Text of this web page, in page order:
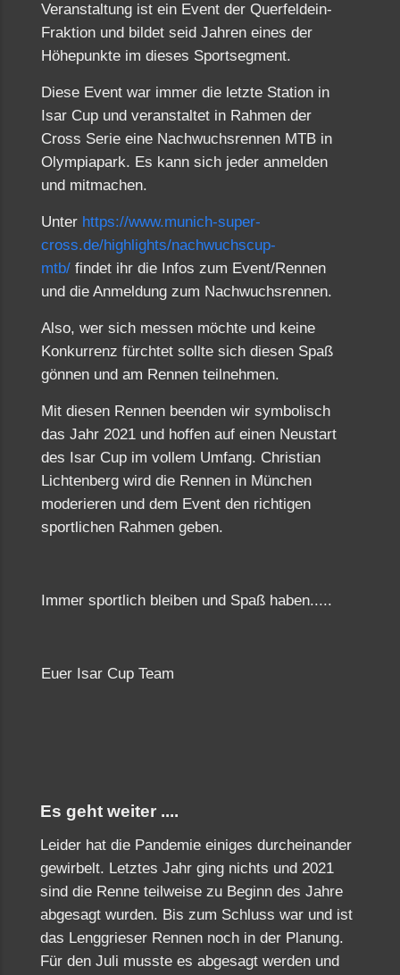
Veranstaltung ist ein Event der Querfeldein-
Fraktion und bildet seid Jahren eines der
Höhepunkte im dieses Sportsegment.
Diese Event war immer die letzte Station in
Isar Cup und veranstaltet in Rahmen der
Cross Serie eine Nachwuchsrennen MTB in
Olympiapark. Es kann sich jeder anmelden
und mitmachen.
Unter https://www.munich-super-
cross.de/highlights/nachwuchscup-
mtb/ findet ihr die Infos zum Event/Rennen
und die Anmeldung zum Nachwuchsrennen.
Also, wer sich messen möchte und keine
Konkurrenz fürchtet sollte sich diesen Spaß
gönnen und am Rennen teilnehmen.
Mit diesen Rennen beenden wir symbolisch
das Jahr 2021 und hoffen auf einen Neustart
des Isar Cup im vollem Umfang. Christian
Lichtenberg wird die Rennen in München
moderieren und dem Event den richtigen
sportlichen Rahmen geben.
Immer sportlich bleiben und Spaß haben.....
Euer Isar Cup Team
Es geht weiter ....
Leider hat die Pandemie einiges durcheinander
gewirbelt. Letztes Jahr ging nichts und 2021
sind die Renne teilweise zu Beginn des Jahre
abgesagt wurden. Bis zum Schluss war und ist
das Lenggrieser Rennen noch in der Planung.
Für den Juli musste es abgesagt werden und